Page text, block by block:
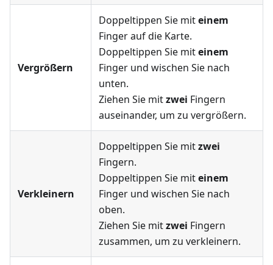
Vergrößern
Doppeltippen Sie miteinem
Finger auf die Karte.
Doppeltippen Sie miteinem
Finger und wischen Sie nach
unten.
Ziehen Sie mitzwei Fingern
auseinander, um zu vergrößern.
Verkleinern
Doppeltippen Sie mitzwei
Fingern.
Doppeltippen Sie miteinem
Finger und wischen Sie nach
oben.
Ziehen Sie mitzwei Fingern
zusammen, um zu verkleinern.